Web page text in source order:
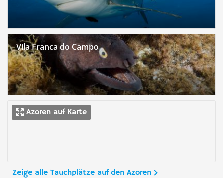
Vila Franca do Campo
Azoren auf Karte
Zeige alle Tauchplätze auf den Azoren